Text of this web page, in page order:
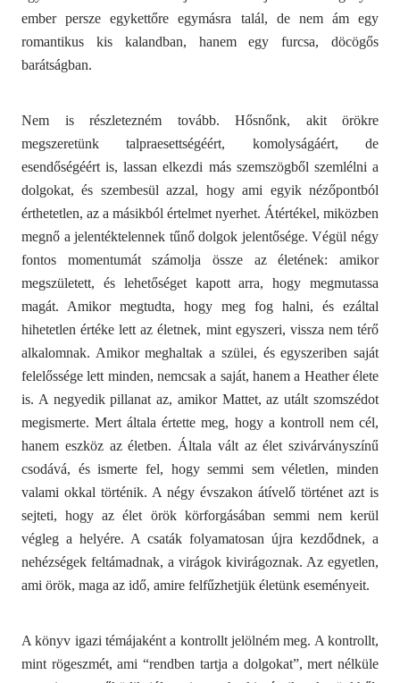
ember persze egykettőre egymásra talál, de nem ám egy
romantikus kis kalandban, hanem egy furcsa, döcögős
barátságban.
Nem is részletezném tovább. Hősnőnk, akit örökre
megszeretünk talpraesettségéért, komolyságáért, de
esendőségéért is, lassan elkezdi más szemszögből szemlélni a
dolgokat, és szembesül azzal, hogy ami egyik nézőpontból
érthetetlen, az a másikból értelmet nyerhet. Átértékel, miközben
megnő a jelentéktelennek tűnő dolgok jelentősége. Végül négy
fontos momentumát számolja össze az életének: amikor
megszületett, és lehetőséget kapott arra, hogy megmutassa
magát. Amikor megtudta, hogy meg fog halni, és ezáltal
hihetetlen értéke lett az életnek, mint egyszeri, vissza nem térő
alkalomnak. Amikor meghaltak a szülei, és egyszeriben saját
felelőssége lett minden, nemcsak a saját, hanem a Heather élete
is. A negyedik pillanat az, amikor Mattet, az utált szomszédot
megismerte. Mert általa értette meg, hogy a kontroll nem cél,
hanem eszköz az életben. Általa vált az élet szivárványszínű
csodává, és ismerte fel, hogy semmi sem véletlen, minden
valami okkal történik. A négy évszakon átívelő történet azt is
sejteti, hogy az élet örök körforgásában semmi nem kerül
végleg a helyére. A csaták folyamatosan újra kezdődnek, a
nehézségek feltámadnak, a virágok kivirágoznak. Az egyetlen,
ami örök, maga az idő, amire felfűzhetjük életünk eseményeit.
A könyv igazi témájaként a kontrollt jelölném meg. A kontrollt,
mint rögeszmét, ami “rendben tartja a dolgokat”, mert nélküle